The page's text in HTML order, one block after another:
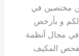
مختصين في
لكم و بأرخص
مجال أنظمة
بفحص المكيف